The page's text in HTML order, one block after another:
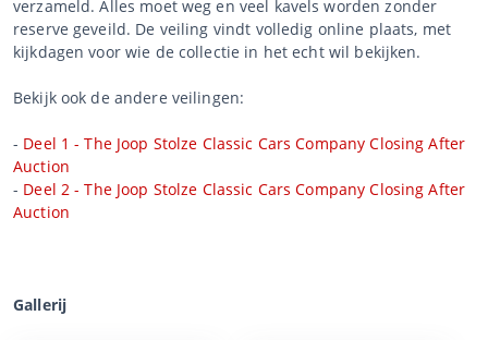
verzameld. Alles moet weg en veel kavels worden zonder
reserve geveild. De veiling vindt volledig online plaats, met
kijkdagen voor wie de collectie in het echt wil bekijken.
Bekijk ook de andere veilingen:
- Deel 1 - The Joop Stolze Classic Cars Company Closing After
Auction
- Deel 2 - The Joop Stolze Classic Cars Company Closing After
Auction
Gallerij